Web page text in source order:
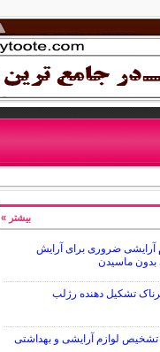
آرایشی ضروری برای آرایش
بدون ماسیدن
تشکیل دهنده رژلب
لوازم آرایشی و بهداشتی
بیشتر »